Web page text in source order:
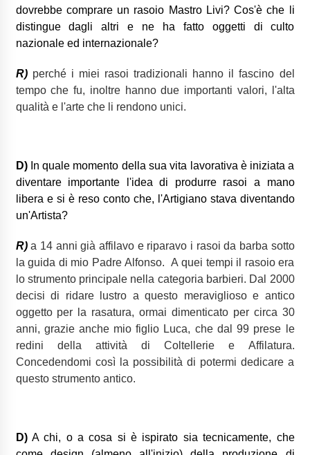
dovrebbe comprare un rasoio Mastro Livi? Cos'è che li
distingue dagli altri e ne ha fatto oggetti di culto
nazionale ed internazionale?
R) perché i miei rasoi tradizionali hanno il fascino del
tempo che fu, inoltre hanno due importanti valori, l'alta
qualità e l'arte che li rendono unici.
D)In quale momento della sua vita lavorativa è iniziata a
diventare importante l'idea di produrre rasoi a mano
libera e si è reso conto che, l'Artigiano stava diventando
un'Artista?
R)a 14 anni già affilavo e riparavo i rasoi da barba sotto
la guida di mio Padre Alfonso. A quei tempi il rasoio era
lo strumento principale nella categoria barbieri. Dal 2000
decisi di ridare lustro a questo meraviglioso e antico
oggetto per la rasatura, ormai dimenticato per circa 30
anni, grazie anche mio figlio Luca, che dal 99 prese le
redini della attività di Coltellerie e Affilatura.
Concedendomi così la possibilità di potermi dedicare a
questo strumento antico.
D)A chi, o a cosa si è ispirato sia tecnicamente, che